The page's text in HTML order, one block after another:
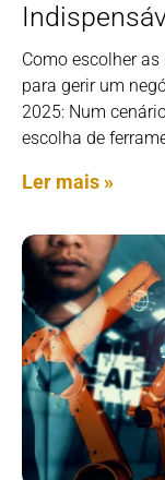
Como escolher
para gerir um
2025: Num
escolha de
Ler mais »